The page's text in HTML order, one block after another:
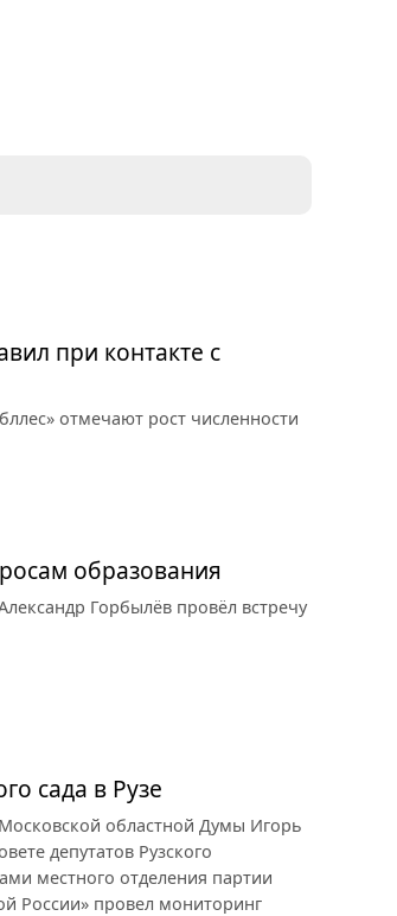
при контакте с
отмечают рост численности
образования
Горбылёв провёл встречу
сада в Рузе
областной Думы Игорь
депутатов Рузского
местного отделения партии
России» провел мониторинг